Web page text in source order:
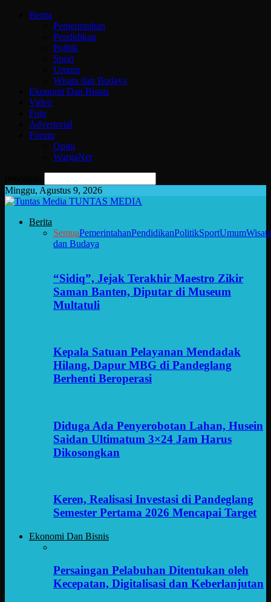
Berita
Pemerintahan
Pendidikan
Politik
Sport
Umum
Wisata dan Budaya
Ekonomi Dan Bisnis
Video
Foto
Advertorial
Forum
Opini
WargaNet
Minggu, Agustus 9, 2026
TUNTAS MEDIA
Berita
SemuaPemerintahanPendidikanPolitikSportUmumWisata
dan Budaya
“Sidiq”, Jejak Terakhir Maestro Zikir
Saman Banten, Diputar di Museum
Multatuli
Kepala Satuan Pelayanan Mendadak
Hilang, Dapur MBG di Pandeglang
Berhenti Beroperasi
Diduga Ada Penyerobotan Lahan, Husein
Saidan Ultimatum 3×24 Jam Harus
Dikosongkan
Keren, Realisasi Investasi di Pandeglang
Semester Pertama 2026 Mencapai Target
Ekonomi Dan Bisnis
Persaingan Pelabuhan Ditentukan oleh
Kecepatan, Digitalisasi dan Keberlanjutan